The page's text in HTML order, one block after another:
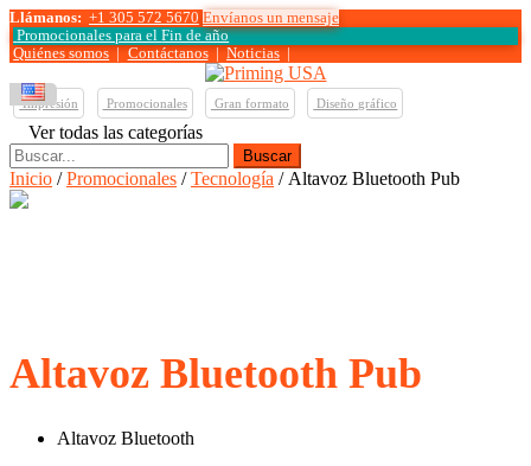
Llámanos: +1 305 572 5670 Envíanos un mensaje
Promocionales para elFin de año
Quiénes somos
Contáctanos Noticias
Impresión Promocionales Gran formato Diseño gráfico
Ver todas las categorías
Buscar:
Inicio /Promocionales /Tecnología / Altavoz Bluetooth Pub
Altavoz Bluetooth Pub
Altavoz Bluetooth